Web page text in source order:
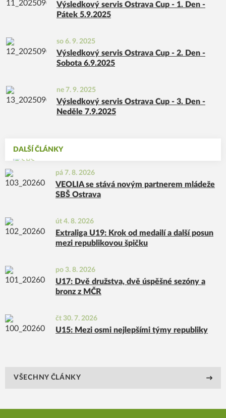
DALŠÍ ČLÁNKY
pá 7. 8. 2026
VEOLIA se stává novým partnerem mládeže
SBŠ Ostrava
út 4. 8. 2026
Extraliga U19: Krok od medailí a další posun
mezi republikovou špičku
po 3. 8. 2026
U17: Dvě družstva, dvě úspěšné sezóny a
bronz z MČR
čt 30. 7. 2026
U15: Mezi osmi nejlepšími týmy republiky
VŠECHNY ČLÁNKY
Výsledkový servis Ostrava Cup - 1. Den -
Pátek 5.9.2025
so 6. 9. 2025
Výsledkový servis Ostrava Cup - 2. Den -
Sobota 6.9.2025
ne 7. 9. 2025
Výsledkový servis Ostrava Cup - 3. Den -
Neděle 7.9.2025